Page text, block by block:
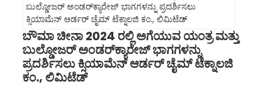
ಬೌಮಾ ಚೀನಾ 2024 ರಲ್ಲಿ ಅಗೆಯುವ ಯಂತ್ರ ಮತ್ತು
ಬುಲ್ಡೋಜರ್ ಅಂಡರ್‌ಕ್ಯಾರೇಜ್ ಭಾಗಗಳನ್ನು
ಪ್ರದರ್ಶಿಸಲು ಕ್ಸಿಯಾಮೆನ್ ಆರ್ಡರ್ ಚೈಮ್ ಟೆಕ್ನಾಲಜಿ
ಕಂ., ಲಿಮಿಟೆಡ್